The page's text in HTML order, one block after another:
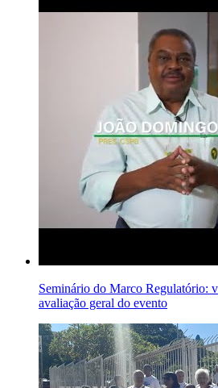
Seminário do Marco Regulatório:
avaliação geral do evento